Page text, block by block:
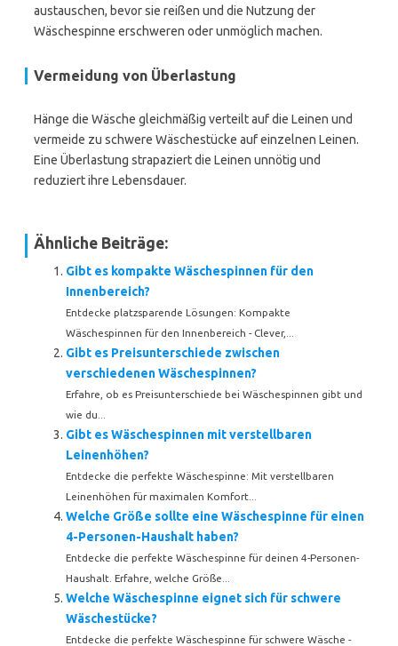
austauschen, bevor sie reißen und die Nutzung der
Wäschespinne erschweren oder unmöglich machen.
Vermeidung von Überlastung
Hänge die Wäsche gleichmäßig verteilt auf die Leinen und
vermeide zu schwere Wäschestücke auf einzelnen Leinen.
Eine Überlastung strapaziert die Leinen unnötig und
reduziert ihre Lebensdauer.
Ähnliche Beiträge:
Gibt es kompakte Wäschespinnen für den
Innenbereich?
Entdecke platzsparende Lösungen: Kompakte
Wäschespinnen für den Innenbereich - Clever,...
Gibt es Preisunterschiede zwischen
verschiedenen Wäschespinnen?
Erfahre, ob es Preisunterschiede bei Wäschespinnen gibt und
wie du...
Gibt es Wäschespinnen mit verstellbaren
Leinenhöhen?
Entdecke die perfekte Wäschespinne: Mit verstellbaren
Leinenhöhen für maximalen Komfort...
Welche Größe sollte eine Wäschespinne für einen
4-Personen-Haushalt haben?
Entdecke die perfekte Wäschespinne für deinen 4-Personen-
Haushalt. Erfahre, welche Größe...
Welche Wäschespinne eignet sich für schwere
Wäschestücke?
Entdecke die perfekte Wäschespinne für schwere Wäsche -